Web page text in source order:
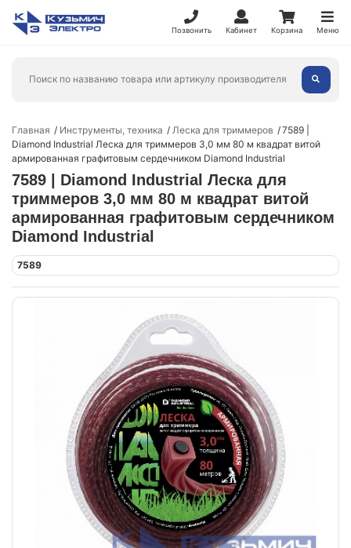
Позвонить Кабинет Корзина Меню
Главная Инструменты, техника Леска для триммеров
7589 |
Diamond Industrial Леска для триммеров 3,0 мм 80 м квадрат витой
армированная графитовым сердечником Diamond Industrial
7589 | Diamond Industrial Леска для
триммеров 3,0 мм 80 м квадрат витой
армированная графитовым сердечником
Diamond Industrial
7589